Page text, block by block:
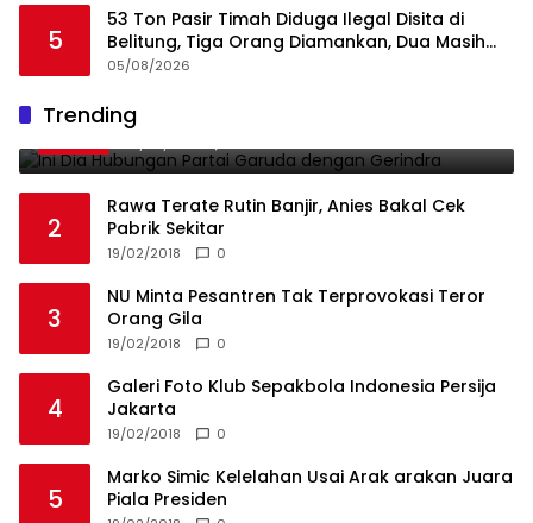
5
53 Ton Pasir Timah Diduga Ilegal Disita di
Belitung, Tiga Orang Diamankan, Dua Masih
Diburu
05/08/2026
Trending
1
Gerindra
19/02/2018 0
2
Rawa Terate Rutin Banjir, Anies Bakal Cek
Pabrik Sekitar
19/02/2018 0
3
NU Minta Pesantren Tak Terprovokasi Teror
Orang Gila
19/02/2018 0
4
Galeri Foto Klub Sepakbola Indonesia Persija
Jakarta
19/02/2018 0
5
Marko Simic Kelelahan Usai Arak arakan Juara
Piala Presiden